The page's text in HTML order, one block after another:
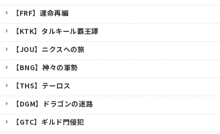
【FRF】運命再編
【KTK】タルキール覇王譚
【JOU】ニクスへの旅
【BNG】神々の軍勢
【THS】テーロス
【DGM】ドラゴンの迷路
【GTC】ギルド門侵犯